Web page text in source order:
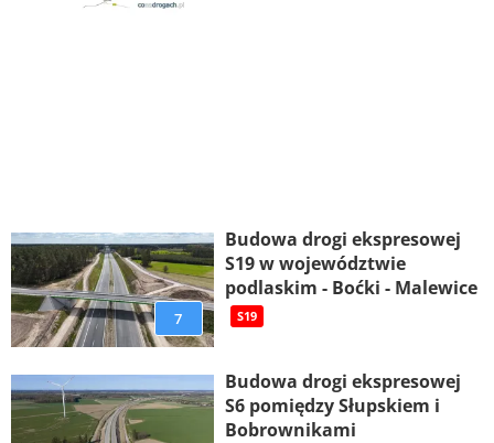
7
Budowa drogi ekspresowej
S19 w województwie
podlaskim - Boćki - Malewice
S19
Budowa drogi ekspresowej
S6 pomiędzy Słupskiem i
Bobrownikami